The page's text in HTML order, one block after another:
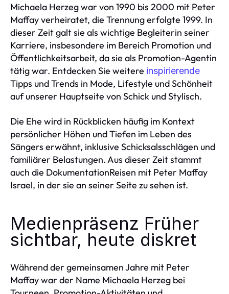
Michaela Herzeg war von 1990 bis 2000 mit Peter
Maffay verheiratet, die Trennung erfolgte 1999. In
dieser Zeit galt sie als wichtige Begleiterin seiner
Karriere, insbesondere im Bereich Promotion und
Öffentlichkeitsarbeit, da sie als Promotion-Agentin
tätig war. Entdecken Sie weitere inspirierende
Tipps und Trends in Mode, Lifestyle und Schönheit
auf unserer Hauptseite von Schick und Stylisch.
Die Ehe wird in Rückblicken häufig im Kontext
persönlicher Höhen und Tiefen im Leben des
Sängers erwähnt, inklusive Schicksalsschlägen und
familiärer Belastungen. Aus dieser Zeit stammt
auch die DokumentationReisen mit Peter Maffay
Israel, in der sie an seiner Seite zu sehen ist.
Medienpräsenz Früher
sichtbar, heute diskret
Während der gemeinsamen Jahre mit Peter
Maffay war der Name Michaela Herzeg bei